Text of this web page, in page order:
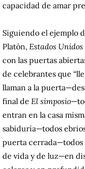
capacidad de amar
Siguiendo el ejemplo
Platón, Estados
con las puertas
de celebrantes que
llaman a la
final de El simposio
entran en la casa
sabiduría—todos
puerta cerrada—todos
de vida y de luz—en